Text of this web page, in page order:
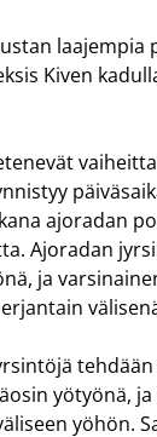
laa­jem­pia
Kiven
ajo­ra­dan
Ajo­ra­dan
ja
yö­työ­nä,
yöhön.